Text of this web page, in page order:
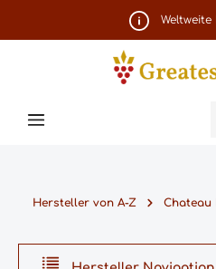
Zum Hauptinhalt springen
Hersteller von A-Z Chateau